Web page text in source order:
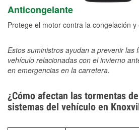
Anticongelante
Protege el motor contra la congelación
Estos suministros ayudan a prevenir las
vehículo relacionadas con el invierno
en emergencias en la carretera.
¿Cómo afectan las tormentas
sistemas del vehículo en